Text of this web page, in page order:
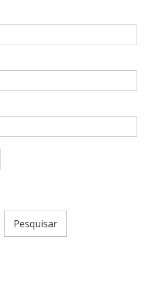
Pesquisar